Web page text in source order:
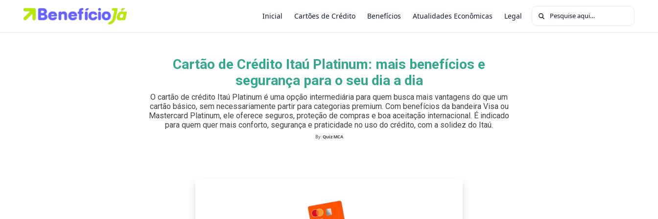
Inicial Cartões de Crédito Benefícios Atualidades Econômicas Legal Buscar por:
×
Pressione Enter para buscar ou ESC para fechar.
Cartão de Crédito Itaú Platinum: mais benefícios e
segurança para o seu dia a dia
O cartão de crédito Itaú Platinum é uma opção intermediária para quem busca mais vantagens do que um
cartão básico, sem necessariamente partir para categorias premium. Com benefícios da bandeira Visa ou
Mastercard Platinum, ele oferece seguros, proteção de compras e boa aceitação internacional. É indicado
para quem quer mais conforto, segurança e praticidade no uso do crédito, com a solidez do Itaú.
By:Quiz MCA